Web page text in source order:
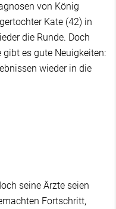
von König
Kate (42) in
die Runde. Doch
es gute Neuigkeiten:
wieder in die
seine Ärzte seien
Fortschritt,